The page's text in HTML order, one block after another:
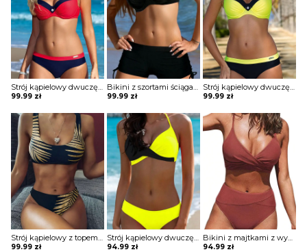
99.99 zł 99.99 zł 99.99 zł
99.99 zł 94.99 zł
Bikini z majtkami z wysokim stanem
94.99 zł